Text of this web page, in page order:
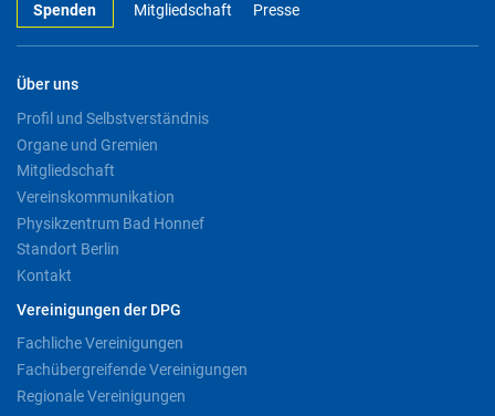
Spenden Mitgliedschaft Presse
Über uns
Profil und Selbstverständnis
Organe und Gremien
Mitgliedschaft
Vereinskommunikation
Physikzentrum Bad Honnef
Standort Berlin
Kontakt
Vereinigungen der DPG
Fachliche Vereinigungen
Fachübergreifende Vereinigungen
Regionale Vereinigungen